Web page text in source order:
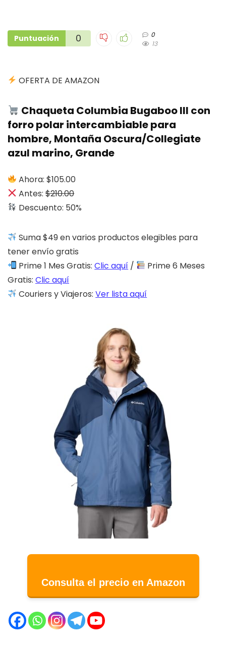
Puntuación 0
0
13
OFERTA DE AMAZON
Chaqueta Columbia Bugaboo III con
forro polar intercambiable para
hombre, Montaña Oscura/Collegiate
azul marino, Grande
Ahora: $105.00
Antes:$210.00
Descuento: 50%
Suma $49 en varios productos elegibles para
tener envío gratis
Prime 1 Mes Gratis:Clic aquí /
Prime 6 Meses
Gratis: Clic aquí
Couriers y Viajeros:Ver lista aquí
Consulta el precio en Amazon